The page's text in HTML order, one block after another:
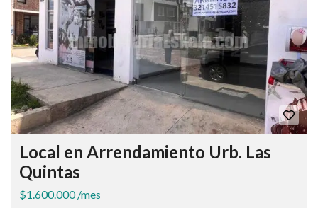
Local en Arrendamiento Urb. Las
Quintas
$1.600.000 /mes